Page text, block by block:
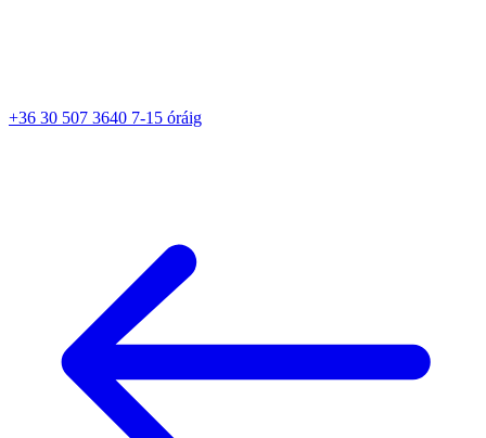
+36 30 507 3640 7-15 óráig